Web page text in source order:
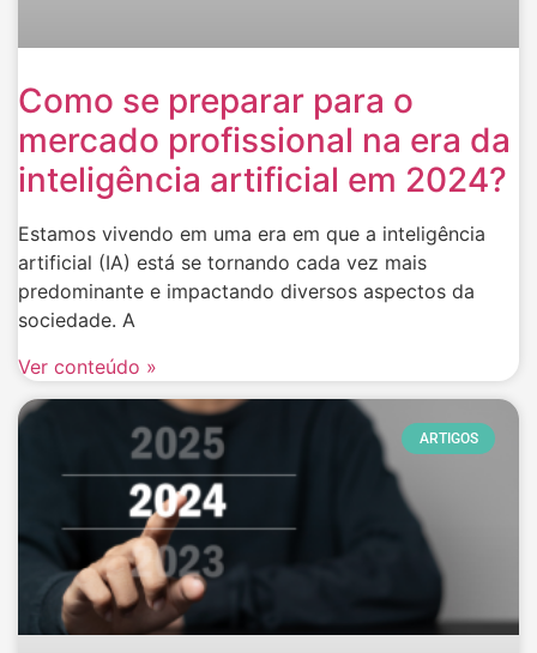
Como se preparar para o
mercado profissional na era da
inteligência artificial em 2024?
Estamos vivendo em uma era em que a inteligência
artificial (IA) está se tornando cada vez mais
predominante e impactando diversos aspectos da
sociedade. A
Ver conteúdo »
ARTIGOS